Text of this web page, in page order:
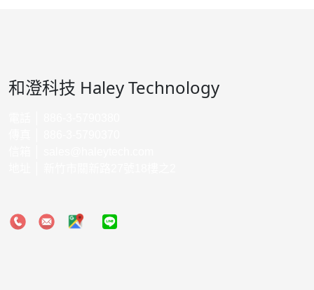
和澄科技 Haley Technology